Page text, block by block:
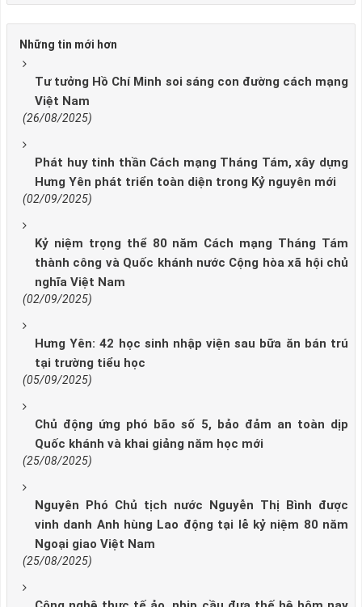
Những tin mới hơn
Tư tưởng Hồ Chí Minh soi sáng con đường cách mạng
Việt Nam
(26/08/2025)
Phát huy tinh thần Cách mạng Tháng Tám, xây dựng
Hưng Yên phát triển toàn diện trong Kỷ nguyên mới
(02/09/2025)
Kỷ niệm trọng thể 80 năm Cách mạng Tháng Tám
thành công và Quốc khánh nước Cộng hòa xã hội chủ
nghĩa Việt Nam
(02/09/2025)
Hưng Yên: 42 học sinh nhập viện sau bữa ăn bán trú
tại trường tiểu học
(05/09/2025)
Chủ động ứng phó bão số 5, bảo đảm an toàn dịp
Quốc khánh và khai giảng năm học mới
(25/08/2025)
Nguyên Phó Chủ tịch nước Nguyễn Thị Bình được
vinh danh Anh hùng Lao động tại lễ kỷ niệm 80 năm
Ngoại giao Việt Nam
(25/08/2025)